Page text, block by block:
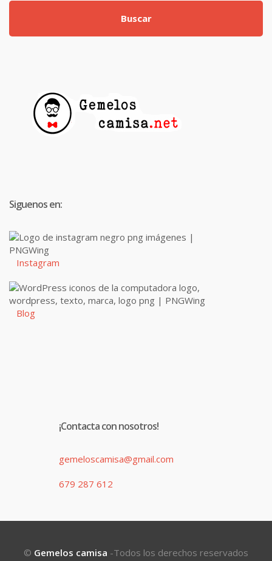
Buscar
Siguenos en:
Instagram
Blog
¡Contacta con nosotros!
gemeloscamisa@gmail.com
679 287 612
© Gemelos camisa -Todos los derechos reservados